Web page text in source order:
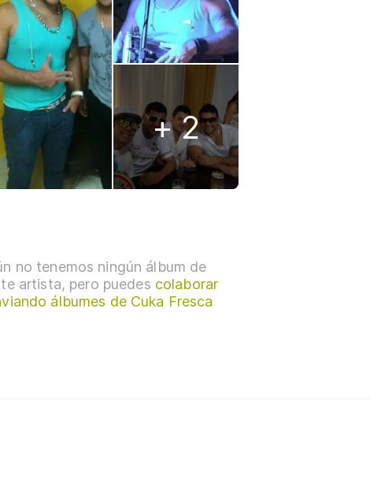
+ 2
no tenemos ningún álbum de
artista, pero puedes colaborar
álbumes de Cuka Fresca